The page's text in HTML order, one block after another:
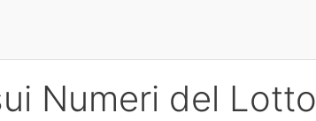
Numeri del Lotto